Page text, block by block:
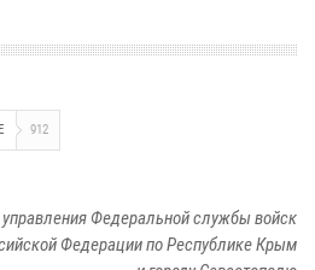
912
Федеральной службы войск
Федерации по Республике Крым